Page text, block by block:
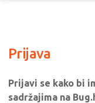
Prijava
Prijavi se kako bi
sadržajima na